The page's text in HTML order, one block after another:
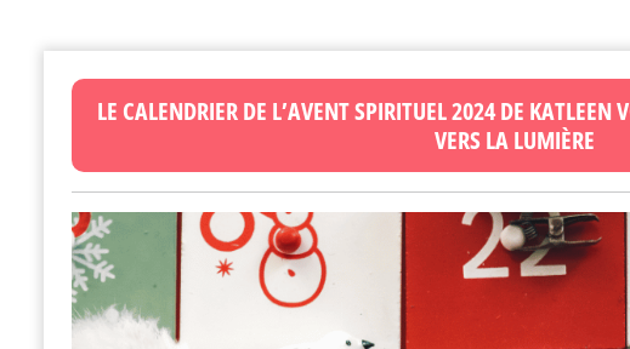
LE CALENDRIER DE L’AVENT SPIRITUEL 2024 DE KATLEEN
VERS LA LUMIÈRE